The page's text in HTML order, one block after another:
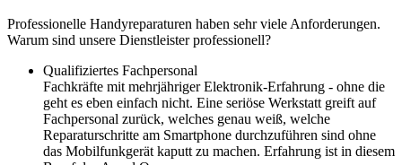
Professionelle Handyreparaturen haben sehr viele Anforderungen.
Warum sind unsere Dienstleister professionell?
Qualifiziertes Fachpersonal
Fachkräfte mit mehrjähriger Elektronik-Erfahrung - ohne die
geht es eben einfach nicht. Eine seriöse Werkstatt greift auf
Fachpersonal zurück, welches genau weiß, welche
Reparaturschritte am Smartphone durchzuführen sind ohne
das Mobilfunkgerät kaputt zu machen. Erfahrung ist in diesem